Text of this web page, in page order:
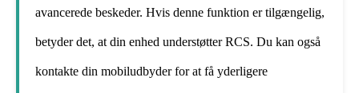
avancerede beskeder. Hvis denne funktion er tilgængelig,
betyder det, at din enhed understøtter RCS. Du kan også
kontakte din mobiludbyder for at få yderligere